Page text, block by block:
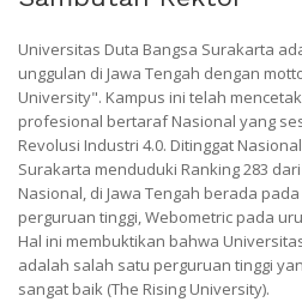
Universitas Duta Bangsa Surakarta
unggulan di Jawa Tengah dengan
University". Kampus ini telah
profesional bertaraf Nasional yang
Revolusi Industri 4.0. Ditinggat
Surakarta menduduki Ranking 283
Nasional, di Jawa Tengah berada
perguruan tinggi, Webometric pada
Hal ini membuktikan bahwa
adalah salah satu perguruan tinggi
sangat baik (The Rising University).